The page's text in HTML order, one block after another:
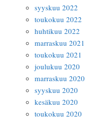
syyskuu 2022
toukokuu 2022
huhtikuu 2022
marraskuu 2021
toukokuu 2021
joulukuu 2020
marraskuu 2020
syyskuu 2020
kesäkuu 2020
toukokuu 2020